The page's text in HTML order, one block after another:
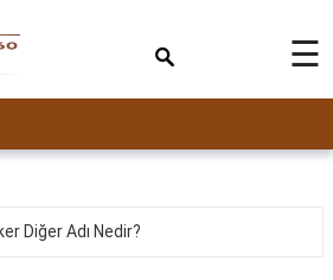
☰
Diğer Adı Nedir?